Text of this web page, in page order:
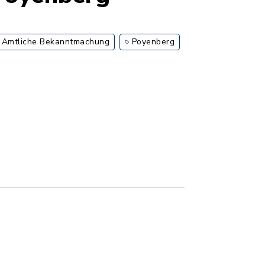
Amtliche Bekanntmachung Poyenberg